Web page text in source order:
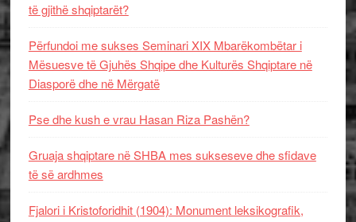
të gjithë shqiptarët?
Përfundoi me sukses Seminari XIX Mbarëkombëtar i
Mësuesve të Gjuhës Shqipe dhe Kulturës Shqiptare në
Diasporë dhe në Mërgatë
Pse dhe kush e vrau Hasan Riza Pashën?
Gruaja shqiptare në SHBA mes sukseseve dhe sfidave
të së ardhmes
Fjalori i Kristoforidhit (1904): Monument leksikografik,